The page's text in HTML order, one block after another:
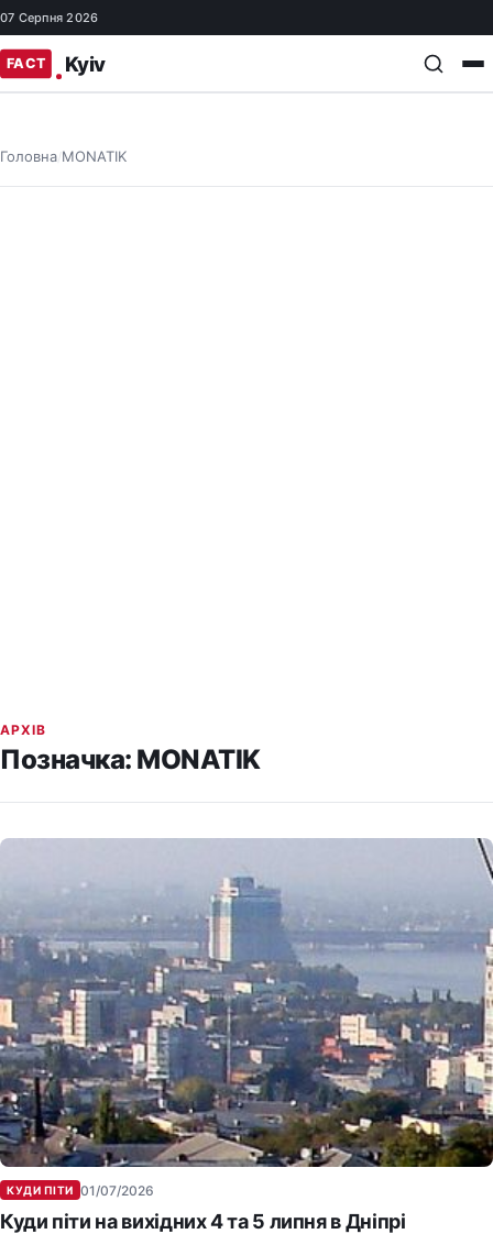
07 Серпня 2026
Головна/ MONATIK
АРХІВ
Позначка: MONATIK
КУДИ ПІТИ 01/07/2026
Куди піти на вихідних 4 та 5 липня в Дніпрі